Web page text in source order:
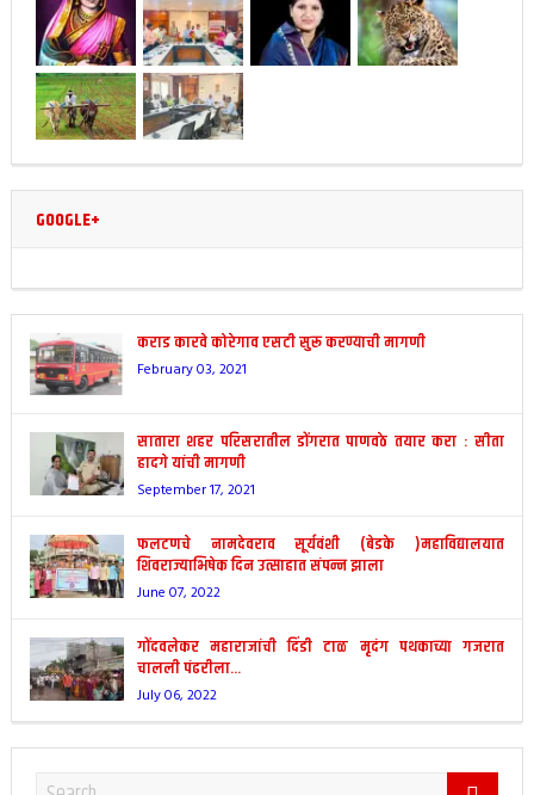
GOOGLE+
कराड कारवे कोरेगाव एसटी सुरू करण्याची मागणी
February 03, 2021
सातारा शहर परिसरातील डोंगरात पाणवठे तयार करा : सीता
हादगे यांची मागणी
September 17, 2021
फलटणचे नामदेवराव सूर्यवंशी (बेडके )महाविद्यालयात
शिवराज्याभिषेक दिन उत्साहात संपन्न झाला
June 07, 2022
गोंदवलेकर महाराजांची दिंडी टाळ मृदंग पथकाच्या गजरात
चालली पंढरीला…
July 06, 2022